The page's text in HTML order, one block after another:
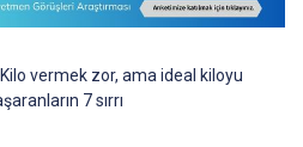
Kilo vermek zor, ama ideal kiloyu
7 sırrı